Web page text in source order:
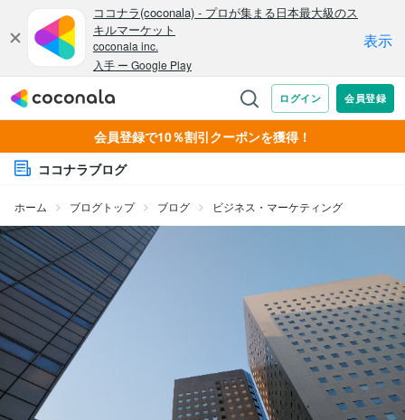
会員登録で10％割引クーポンを獲得！
ココナラブログ
ホーム ブログトップ ブログ ビジネス・マーケティング